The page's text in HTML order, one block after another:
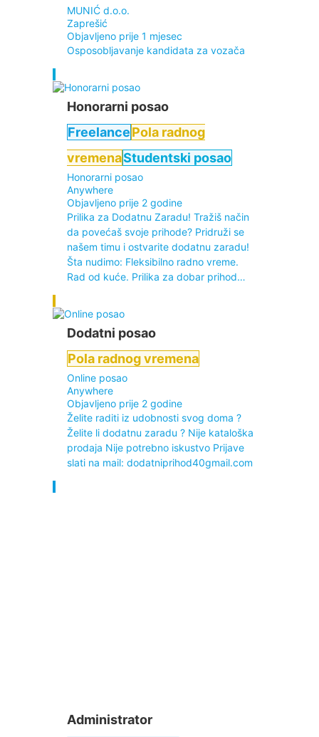
MUNIĆ d.o.o.
Zaprešić
Objavljeno prije 1 mjesec
Osposobljavanje kandidata za vozača
Honorarni posao
FreelancePola radnog
vremenaStudentski posao
Honorarni posao
Anywhere
Objavljeno prije 2 godine
Prilika za Dodatnu Zaradu! Tražiš način
da povećaš svoje prihode? Pridruži se
našem timu i ostvarite dodatnu zaradu!
Šta nudimo: Fleksibilno radno vreme.
Rad od kuće. Prilika za dobar prihod…
Dodatni posao
Pola radnog vremena
Online posao
Anywhere
Objavljeno prije 2 godine
Želite raditi iz udobnosti svog doma ?
Želite li dodatnu zaradu ? Nije kataloška
prodaja Nije potrebno iskustvo Prijave
slati na mail: dodatniprihod40gmail.com
Administrator